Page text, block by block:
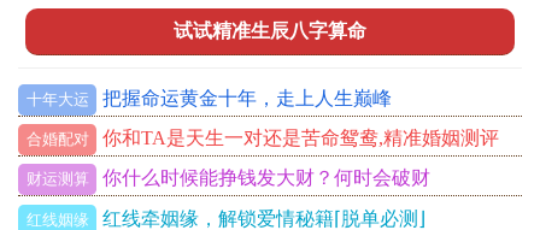
假如得改善财运理论上身体状况；则需要依据具体情况选择
适合的组合方式.
【4、合八字合几个好】
合八字合几个好也是有需要我们进行详细思考的问题.在选择
合八字之前~咱们需要先认识自己的八字命盘同五行属性；
然后依据自己的实际情况来选择合适的八字组合方式。
试试精准生辰八字算命
十年大运 把握命运黄金十年，走上人生巅峰
合婚配对 你和TA是天生一对还是苦命鸳鸯,精准婚姻测评
财运测算 你什么时候能挣钱发大财？何时会破财
红线姻缘 红线牵姻缘，解锁爱情秘籍⌈脱单必测⌋